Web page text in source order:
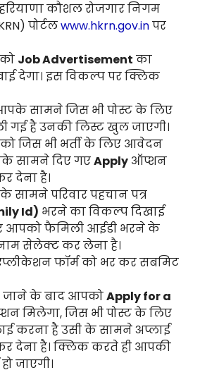
कौशल रोजगार निगम
पोर्टलwww.hkrn.gov.inपर
Job Advertisement का
देगा। इस विकल्प पर क्लिक
सामने जिस भी पोस्ट के लिए
गई है उनकी लिस्ट खुल जाएगी।
जिस भी भर्ती के लिए आवेदन
सामने दिए गएApply ऑप्शन
देना है।
सामने परिवार पहचान पत्र
Id) भरने का विकल्प दिखाई
आपको फैमिली आईडी भरने के
सेलेक्ट कर लेना है।
फॉर्म को भर कर सबमिट
जाने के बाद आपकोApply for a
मिलेगा, जिस भी पोस्ट के लिए
करना है उसी के सामने अप्लाई
देना है। क्लिक करते ही आपकी
जाएगी।